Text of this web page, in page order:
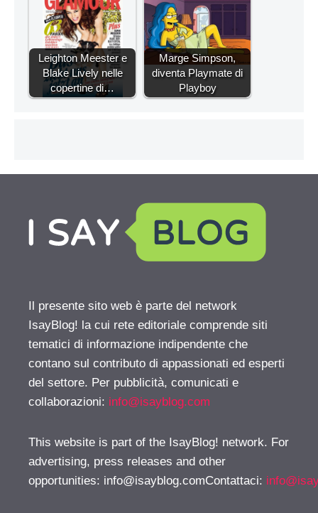
Leighton Meester e
Blake Lively nelle
copertine di…
Marge Simpson,
diventa Playmate di
Playboy
Il presente sito web è parte del network
IsayBlog! la cui rete editoriale comprende siti
tematici di informazione indipendente che
contano sul contributo di appassionati ed esperti
del settore. Per pubblicità, comunicati e
collaborazioni: info@isayblog.com
This website is part of the IsayBlog! network. For
advertising, press releases and other
opportunities: info@isayblog.comContattaci: